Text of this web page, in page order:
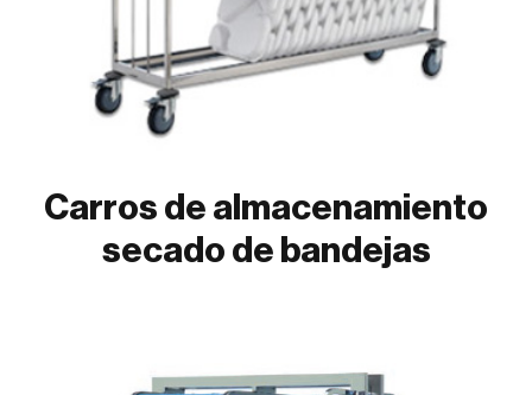
Carros de almacenamiento
secado de bandejas